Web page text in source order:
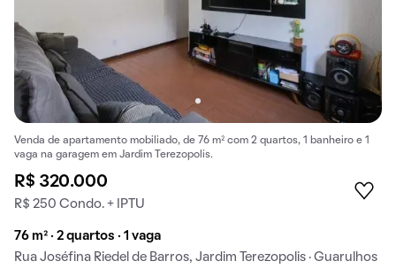
Venda de apartamento mobiliado, de 76 m² com 2 quartos, 1 banheiro e 1
vaga na garagem em Jardim Terezopolis.
R$ 320.000
R$ 250 Condo. + IPTU
76 m² · 2 quartos · 1 vaga
Rua Joséfina Riedel de Barros, Jardim Terezopolis · Guarulhos